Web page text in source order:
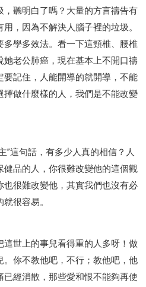
聽明白了嗎？大量的方言禱告有
，因為不解決人腦子裡的垃圾。
學多效法。看一下這頸椎、腰椎
老公肺癌，現在基本上不開口禱
記住，人能開導的就開導，不能
擇做什麼樣的人，我們是不能改變
”這句話，有多少人真的相信？人
品的人，你很難改變他的這個觀
很難改變他，其實我們也沒有必
很容易。
世上的事兒看得重的人多呀！做
你不教他吧，不行；教他吧，他
經消散，那些愛和恨不能夠再使